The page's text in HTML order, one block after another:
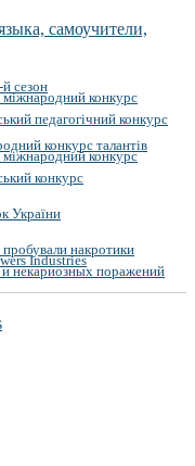
сезон
конкурс
педагогічний конкурс
конкурс талантів
конкурс
конкурс
України
пробували накротики
Industries
некариозных поражений